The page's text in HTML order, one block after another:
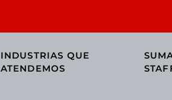
INDUSTRIAS QUE
ATENDEMOS